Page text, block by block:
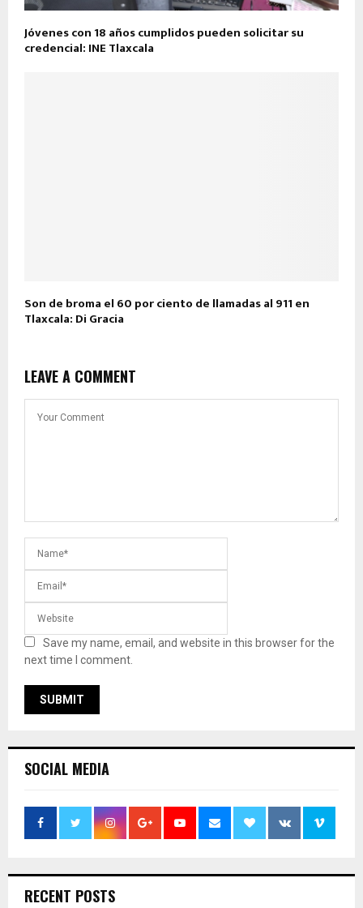
Jóvenes con 18 años cumplidos pueden solicitar su
credencial: INE Tlaxcala
Son de broma el 60 por ciento de llamadas al 911 en
Tlaxcala: Di Gracia
LEAVE A COMMENT
Save my name, email, and website in this browser for the
next time I comment.
SOCIAL MEDIA
RECENT POSTS